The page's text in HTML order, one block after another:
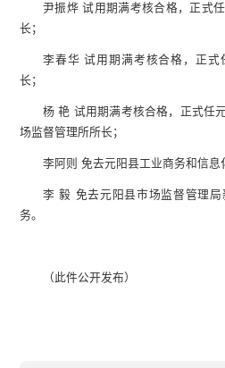
尹振烨 试用期满考核合格，正式
长；
李春华 试用期满考核合格，正
长；
杨 艳 试用期满考核合格，正式任
场监督管理所所长；
李阿则 免去元阳县工业商务和信息
李 毅 免去元阳县市场监督管理
务。
（此件公开发布）